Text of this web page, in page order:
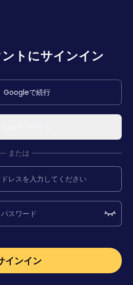
トにサインイン
Googleで続行
または
インイン